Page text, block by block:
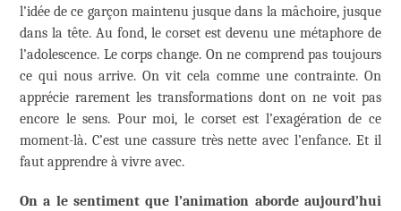
l’idée de ce garçon maintenu jusque dans la mâchoire, jusque
dans la tête. Au fond, le corset est devenu une métaphore de
l’adolescence. Le corps change. On ne comprend pas toujours
ce qui nous arrive. On vit cela comme une contrainte. On
apprécie rarement les transformations dont on ne voit pas
encore le sens. Pour moi, le corset est l’exagération de ce
moment-là. C’est une cassure très nette avec l’enfance. Et il
faut apprendre à vivre avec.
On a le sentiment que l’animation aborde aujourd’hui